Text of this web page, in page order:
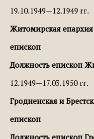
19.10.1949—12.1949 гг.
Житомирская епархия
епископ
Должность епископ
12.1949—17.03.1950 гг.
Гродненская и
епископ
Должность епископ